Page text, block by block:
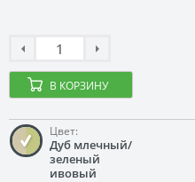
В КОРЗИНУ
Цвет:
Дуб млечный/
зеленый
ивовый